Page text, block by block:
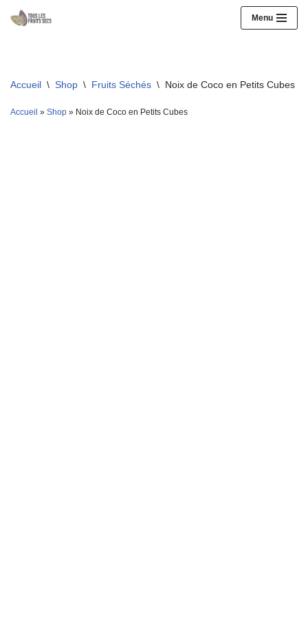
Menu
Accueil \ Shop \ Fruits Séchés \ Noix de Coco en Petits Cubes
Accueil » Shop » Noix de Coco en Petits Cubes